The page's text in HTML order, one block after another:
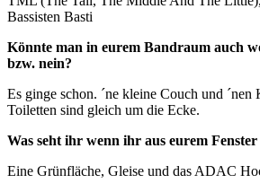
Bassisten Basti
Könnte man in eurem Bandraum auch
bzw. nein?
Es ginge schon. ´ne kleine Couch und ´nen
Toiletten sind gleich um die Ecke.
Was seht ihr wenn ihr aus eurem Fenster
Eine Grünfläche, Gleise und das ADAC